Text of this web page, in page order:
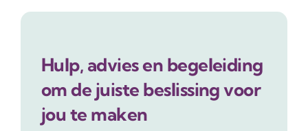
Hulp, advies en begeleiding
om de juiste beslissing voor
jou te maken